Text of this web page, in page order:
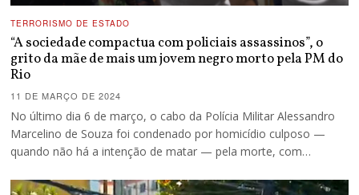
TERRORISMO DE ESTADO
“A sociedade compactua com policiais assassinos”, o
grito da mãe de mais um jovem negro morto pela PM do
Rio
11 DE MARÇO DE 2024
No último dia 6 de março, o cabo da Polícia Militar Alessandro
Marcelino de Souza foi condenado por homicídio culposo —
quando não há a intenção de matar — pela morte, com…